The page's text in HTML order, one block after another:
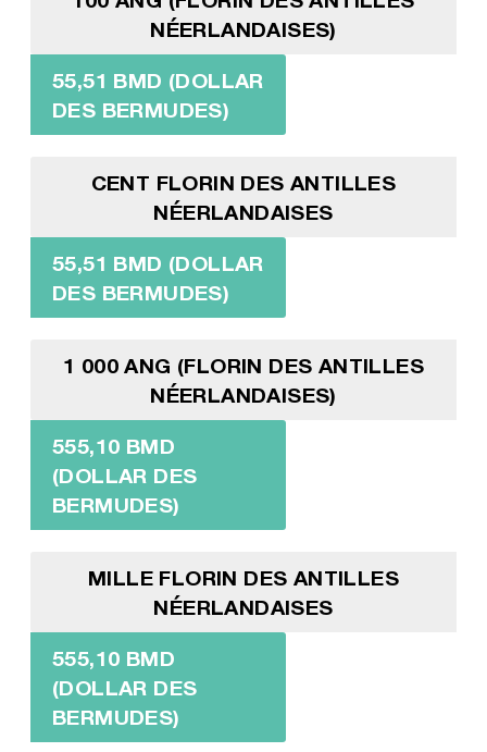
NÉERLANDAISES)
55,51 BMD (DOLLAR
DES BERMUDES)
CENT FLORIN DES ANTILLES
NÉERLANDAISES
55,51 BMD (DOLLAR
DES BERMUDES)
1 000 ANG (FLORIN DES ANTILLES
NÉERLANDAISES)
555,10 BMD
(DOLLAR DES
BERMUDES)
MILLE FLORIN DES ANTILLES
NÉERLANDAISES
555,10 BMD
(DOLLAR DES
BERMUDES)